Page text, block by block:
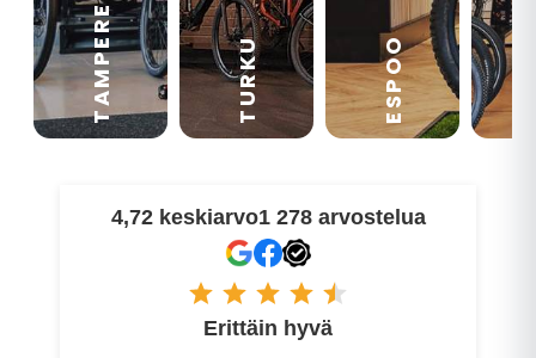
TAMPERE TURKU ESPOO
4,72 keskiarvo1 278 arvostelua
Erittäin hyvä